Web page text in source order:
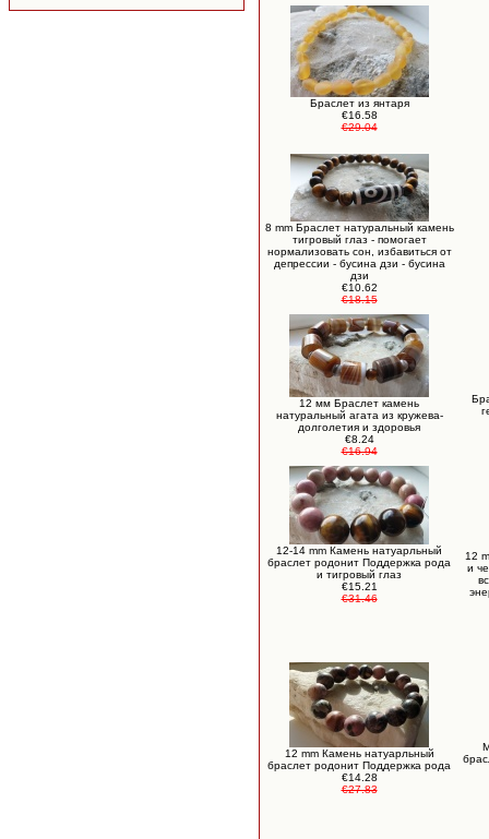
Браслет из янтаря
€16.58
€29.04
8 mm Браслет натуральный камень
тигровый глаз - помогает
нормализовать сон, избавиться от
депрессии - бусина дзи - бусина
дзи
€10.62
€18.15
12 мм Браслет камень
натуральный агата из кружева-
долголетия и здоровья
€8.24
€16.94
12-14 mm Камень натуарльный
браслет родонит Поддержка рода
и тигровый глаз
€15.21
€31.46
12
и
12 mm Камень натуарльный
браслет родонит Поддержка рода
€14.28
€27.83